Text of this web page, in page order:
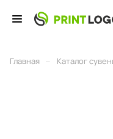
Главная Каталог